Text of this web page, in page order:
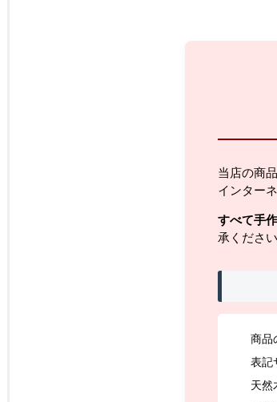
当店の商
インター
すべて手
承ください
商品
表記
天然